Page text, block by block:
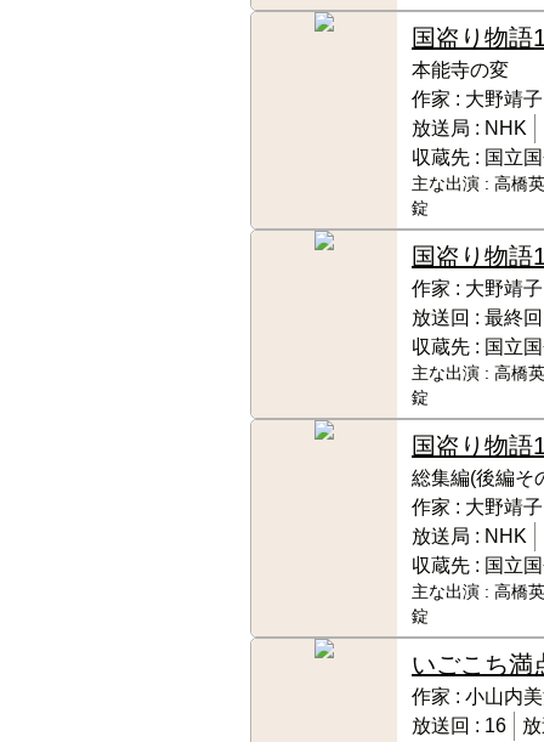
国盗り物語
本能寺の変
作家 : 大野靖子
放送局 : NHK
収蔵先 : 国立
主な出演 : 高橋
錠
国盗り物語
作家 : 大野靖子
放送回 : 最終回
収蔵先 : 国立
主な出演 : 高橋
錠
国盗り物語
総集編(後編そ
作家 : 大野靖子
放送局 : NHK
収蔵先 : 国立
主な出演 : 高橋
錠
いごこち満
作家 : 小山内
放送回 : 16